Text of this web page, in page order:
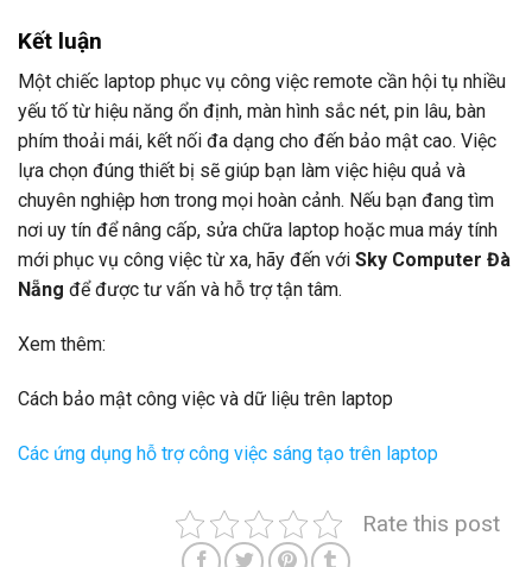
Kết luận
Một chiếc laptop phục vụ công việc remote cần hội tụ nhiều
yếu tố từ hiệu năng ổn định, màn hình sắc nét, pin lâu, bàn
phím thoải mái, kết nối đa dạng cho đến bảo mật cao. Việc
lựa chọn đúng thiết bị sẽ giúp bạn làm việc hiệu quả và
chuyên nghiệp hơn trong mọi hoàn cảnh. Nếu bạn đang tìm
nơi uy tín để nâng cấp, sửa chữa laptop hoặc mua máy tính
mới phục vụ công việc từ xa, hãy đến với Sky Computer Đà
Nẵng để được tư vấn và hỗ trợ tận tâm.
Xem thêm:
Cách bảo mật công việc và dữ liệu trên laptop
Các ứng dụng hỗ trợ công việc sáng tạo trên laptop
Rate this post